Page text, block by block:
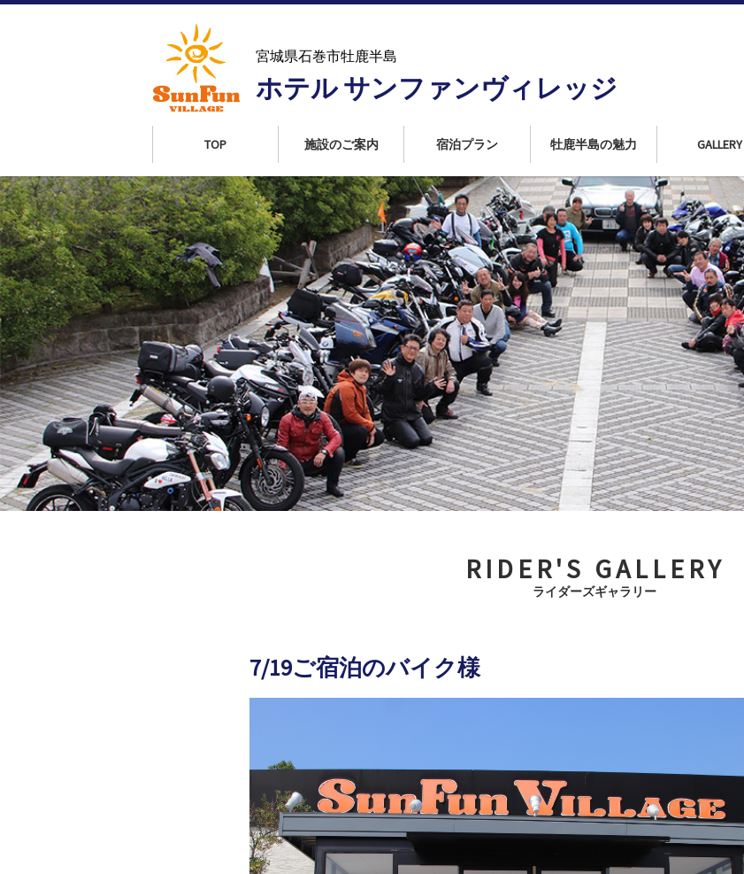
コ
プ
宮城県石巻市牡鹿半島
ホテル サンファンヴィレッジ
TOP 施設のご案内 宿泊プラン 牡鹿半島の魅力 GALLERY
RIDER'S GALLERY
ライダーズギャラリー
7/19ご宿泊のバイク様